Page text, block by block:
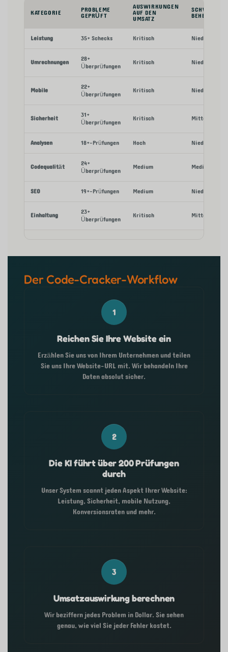
KATEGORIE PROBLEME
GEPRÜFT
AUSWIRKUNGEN
AUF DEN
UMSATZ
BEHEBEN
Leistung
35+ Schecks Kritisch Niedrig-
Umrechnungen 28+
Überprüfungen Kritisch Niedrig-Hoch
Mobile 22+
Überprüfungen Kritisch Niedrig-
Sicherheit 31+
Überprüfungen Kritisch Mittel-Hoch
Analysen 18+-Prüfungen Hoch Niedrig-
Codequalität 24+
Überprüfungen Medium Medium
SEO 19+-Prüfungen Medium Niedrig-
Einhaltung 23+
Überprüfungen Kritisch Mittel-Hoch
Der Code-Cracker-Workflow
1
Reichen Sie Ihre Website ein
Erzählen Sie uns von Ihrem Unternehmen und teilen
Sie uns Ihre Website-URL mit. Wir behandeln Ihre
Daten absolut sicher.
2
Die KI führt über 200 Prüfungen
durch
Unser System scannt jeden Aspekt Ihrer Website:
Leistung, Sicherheit, mobile Nutzung,
Konversionsraten und mehr.
3
Umsatzauswirkung berechnen
Wir beziffern jedes Problem in Dollar. Sie sehen
genau, wie viel Sie jeder Fehler kostet.